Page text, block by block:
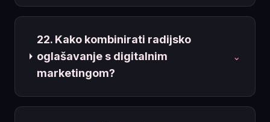
22. Kako kombinirati radijsko
oglašavanje s digitalnim
marketingom?
⌄